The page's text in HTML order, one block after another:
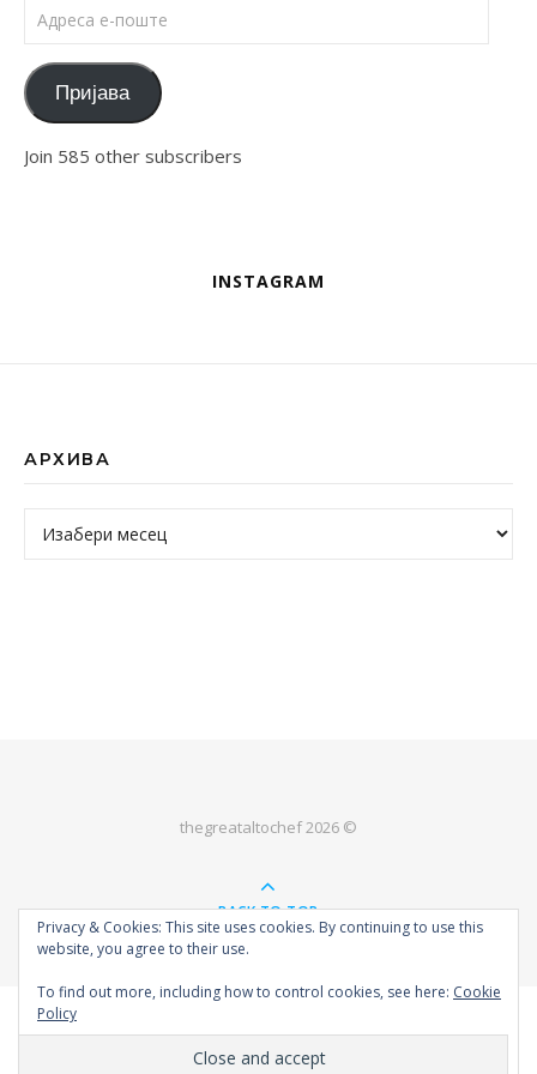
Пријава
Join 585 other subscribers
INSTAGRAM
АРХИВА
Архива
thegreataltochef 2026 ©
BACK TO TOP
Privacy & Cookies: This site uses cookies. By continuing to use this
website, you agree to their use.
To find out more, including how to control cookies, see here: Cookie
Policy